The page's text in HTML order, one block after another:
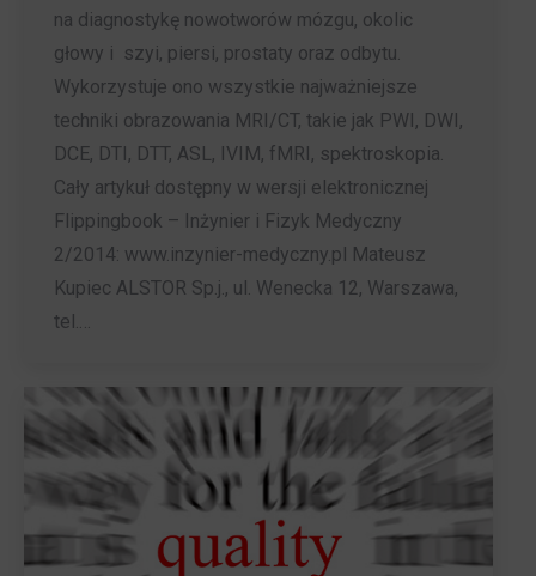
na diagnostykę nowotworów mózgu, okolic
głowy i szyi, piersi, prostaty oraz odbytu.
Wykorzystuje ono wszystkie najważniejsze
techniki obrazowania MRI/CT, takie jak PWI, DWI,
DCE, DTI, DTT, ASL, IVIM, fMRI, spektroskopia.
Cały artykuł dostępny w wersji elektronicznej
Flippingbook – Inżynier i Fizyk Medyczny
2/2014: www.inzynier-medyczny.pl Mateusz
Kupiec ALSTOR Sp.j., ul. Wenecka 12, Warszawa,
tel.…